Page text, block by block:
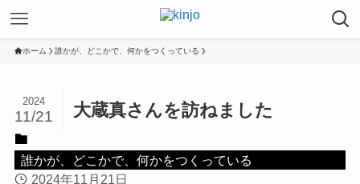
ホーム 誰かが、どこかで、何かをつくっている
大蔵真さんを訪ねました
2024
11/21
誰かが、どこかで、何かをつくっている
2024年11月21日